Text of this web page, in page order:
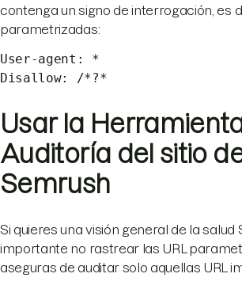
contenga un signo de interrogación, es
parametrizadas:
User-agent: *
Disallow: /*?*
Usar la
Auditoría del sitio
Semrush
Si quieres una visión general de la salud
importante no rastrear las URL
aseguras de auditar solo aquellas URL